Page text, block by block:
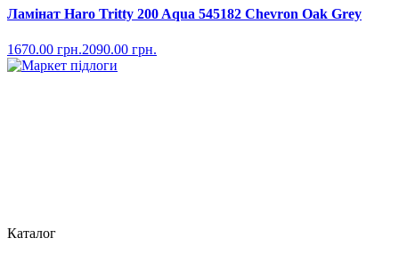
Ламінат Haro Tritty 200 Aqua 545182 Chevron Oak Grey
1670.00 грн.2090.00 грн.
Каталог